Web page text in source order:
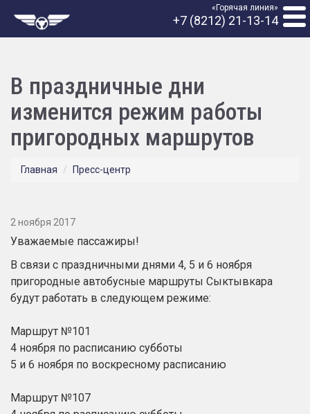
«Горячая линия»
+7 (8212) 21-13-14
В праздничные дни
изменится режим работы
пригородных маршрутов
Главная Пресс-центр
2 ноября 2017
Уважаемые пассажиры!
В связи с праздничными днями 4, 5 и 6 ноября
пригородные автобусные маршруты Сыктывкара
будут работать в следующем режиме:
Маршрут №101
4 ноября по расписанию субботы
5 и 6 ноября по воскресному расписанию
Маршрут №107